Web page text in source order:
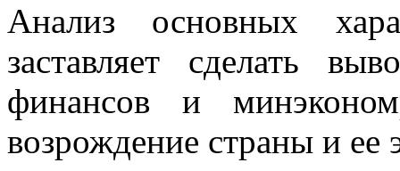
Анализ основных
заставляет сделать
финансов и
возрождение страны и ее